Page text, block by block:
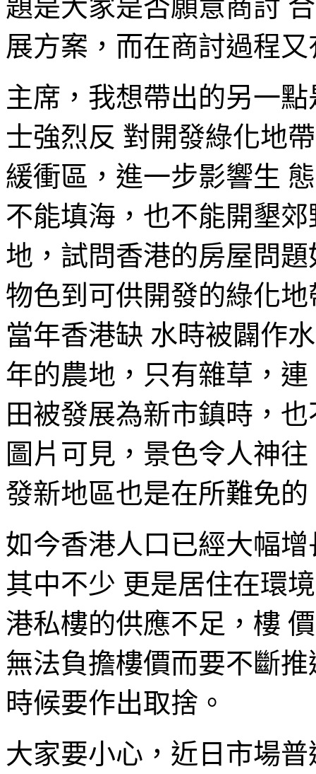
題是大家是否願意商討
展方案，而在商討過程
主席，我想帶出的另一
士強烈反 對開發綠化地
緩衝區，進一步影響生
不能填海，也不能開墾
地，試問香港的房屋問
物色到可供開發的綠化
當年香港缺 水時被闢作
年的農地，只有雜草，
田被發展為新市鎮時，
圖片可見，景色令人神
發新地區也是在所難免的
如今香港人口已經大幅
其中不少 更是居住在環
港私樓的供應不足，樓
無法負擔樓價而要不斷
時候要作出取捨。
大家要小心，近日市場